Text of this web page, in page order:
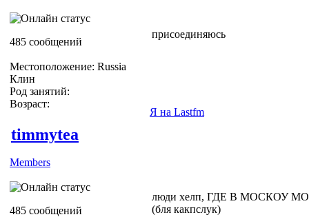
485 сообщений
Местоположение: Russia
Клин
Род занятий:
Возраст:
присоединяюсь
Я на Lastfm
timmytea
Members
485 сообщений
люди хелп, ГДЕ В МОСКОУ
(бля какпслук)